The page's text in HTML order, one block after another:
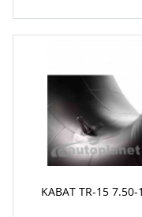
KABAT TR-15 7.50-